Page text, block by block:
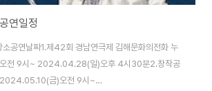
연일정
소공연날짜1.제42회 경남연극제 김해문화의전화 누
전 9시~ 2024.04.28(일)오후 4시30분2.창작공
2024.05.10(금)오전 9시~